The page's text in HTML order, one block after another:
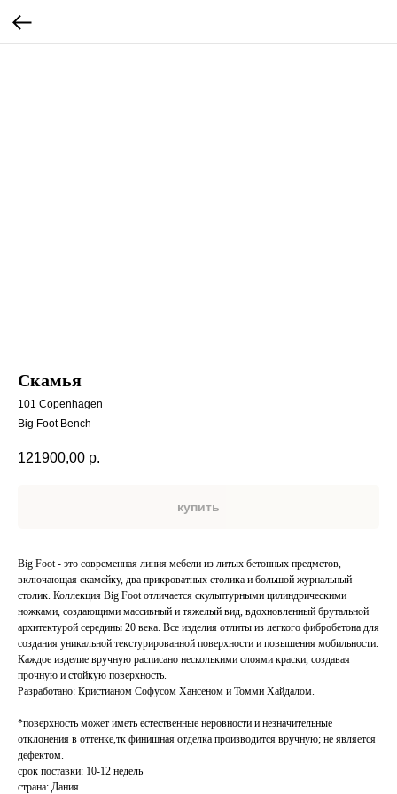
Скамья
101 Copenhagen
Big Foot Bench
121900,00 р.
купить
Big Foot - это современная линия мебели из литых бетонных предметов,
включающая скамейку, два прикроватных столика и большой журнальный
столик. Коллекция Big Foot отличается скульптурными цилиндрическими
ножками, создающими массивный и тяжелый вид, вдохновленный брутальной
архитектурой середины 20 века. Все изделия отлиты из легкого фибробетона для
создания уникальной текстурированной поверхности и повышения мобильности.
Каждое изделие вручную расписано несколькими слоями краски, создавая
прочную и стойкую поверхность.
Разработано: Кристианом Софусом Хансеном и Томми Хайдалом.
*поверхность может иметь естественные неровности и незначительные
отклонения в оттенке,тк финишная отделка производится вручную; не является
дефектом.
срок поставки: 10-12 недель
страна: Дания